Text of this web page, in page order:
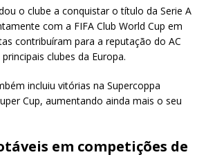
o clube a conquistar o título da Serie A
com a FIFA Club World Cup em
contribuíram para a reputação do AC
clubes da Europa.
incluiu vitórias na Supercoppa
Cup, aumentando ainda mais o seu
em competições de